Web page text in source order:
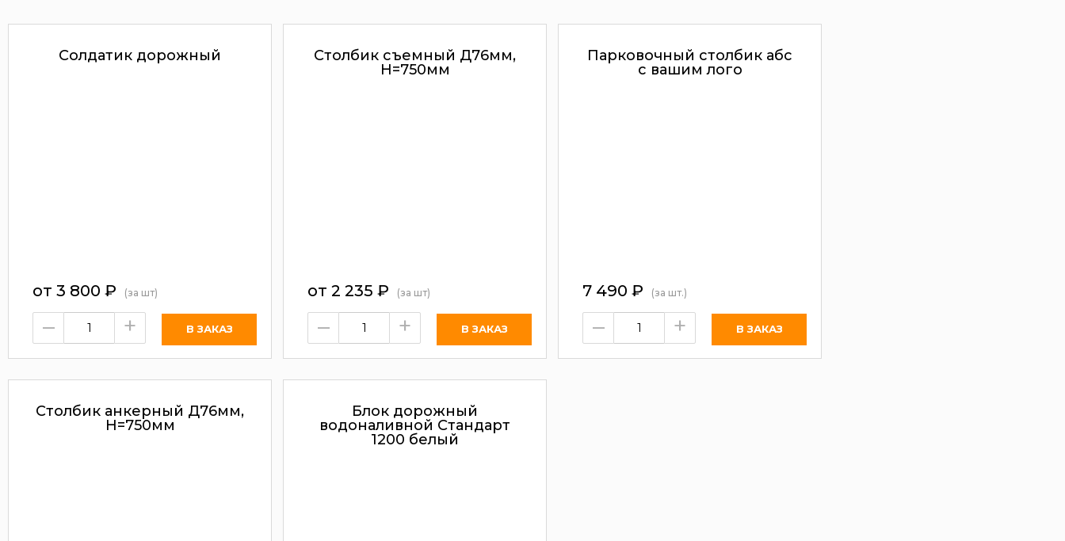
Солдатик дорожный
от 3 800 ₽ (за шт)
– +
Столбик съемный Д76мм,
H=750мм
от 2 235 ₽ (за шт)
– +
Парковочный столбик абс
с вашим лого
7 490 ₽ (за шт.)
– +
Столбик анкерный Д76мм,
H=750мм
Блок дорожный
водоналивной Стандарт
1200 белый